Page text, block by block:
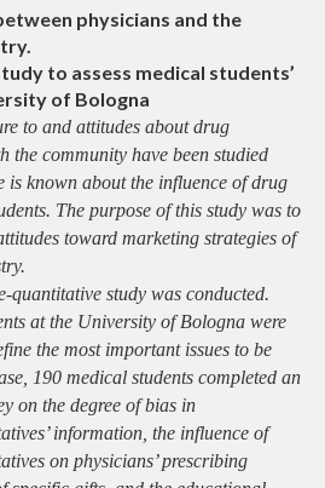
physicians and the
to assess medical students’
of Bologna
to and attitudes about drug
the community have been studied
is known about the influence of drug
The purpose of this study was to
toward marketing strategies of
quantitative study was conducted.
at the University of Bologna were
the most important issues to be
190 medical students completed an
on the degree of bias in
information, the influence of
on physicians’ prescribing